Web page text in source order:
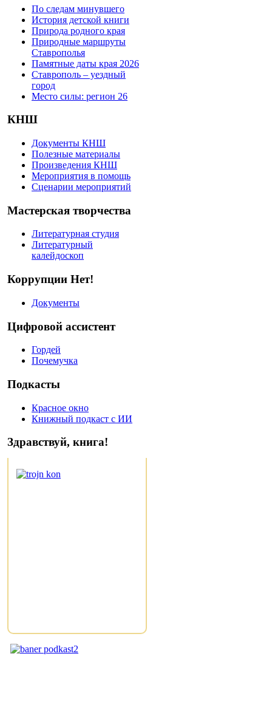
По следам минувшего
История детской книги
Природа родного края
Природные маршруты
Ставрополья
Памятные даты края 2026
Ставрополь – уездный
город
Место силы: регион 26
КНШ
Документы КНШ
Полезные материалы
Произведения КНШ
Мероприятия в помощь
Сценарии мероприятий
Мастерская творчества
Литературная студия
Литературный
калейдоскоп
Коррупции Нет!
Документы
Цифровой ассистент
Гордей
Почемучка
Подкасты
Красное окно
Книжный подкаст с ИИ
Здравствуй, книга!